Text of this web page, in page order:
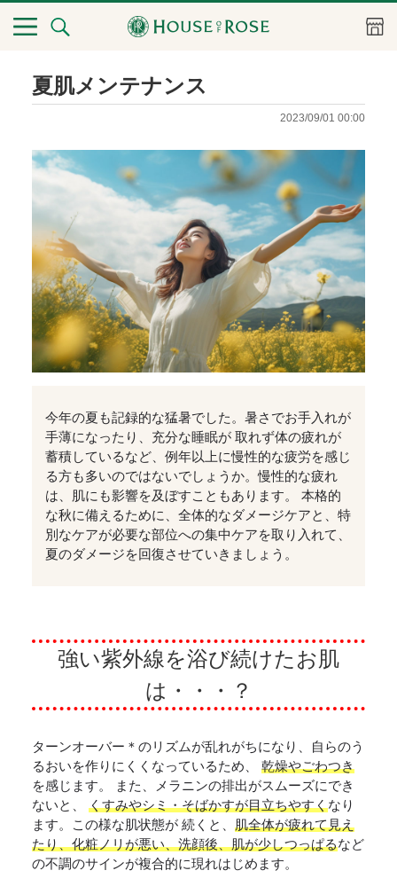
夏肌メンテナンス
2023/09/01 00:00
今年の夏も記録的な猛暑でした。暑さでお手入れが
手薄になったり、充分な睡眠が 取れず体の疲れが
蓄積しているなど、例年以上に慢性的な疲労を感じ
る方も多いのではないでしょうか。慢性的な疲れ
は、肌にも影響を及ぼすこともあります。 本格的
な秋に備えるために、全体的なダメージケアと、特
別なケアが必要な部位への集中ケアを取り入れて、
夏のダメージを回復させていきましょう。
強い紫外線を浴び続けたお肌
は・・・？
ターンオーバー＊のリズムが乱れがちになり、自らのう
るおいを作りにくくなっているため、 乾燥やごわつき
を感じます。 また、メラニンの排出がスムーズにでき
ないと、 くすみやシミ・そばかすが目立ちやすくなり
ます。この様な肌状態が 続くと、 肌全体が疲れて見え
たり、化粧ノリが悪い、洗顔後、肌が少しつっぱるなど
の不調のサインが複合的に現れはじめます。